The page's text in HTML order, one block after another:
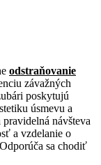
odstraňovanie
závažných
poskytujú
úsmevu a
pravidelná návšteva
a vzdelanie o
sa chodiť